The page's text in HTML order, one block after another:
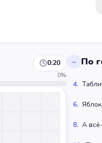
0:20
0%
→ По
4.
6.
8. А